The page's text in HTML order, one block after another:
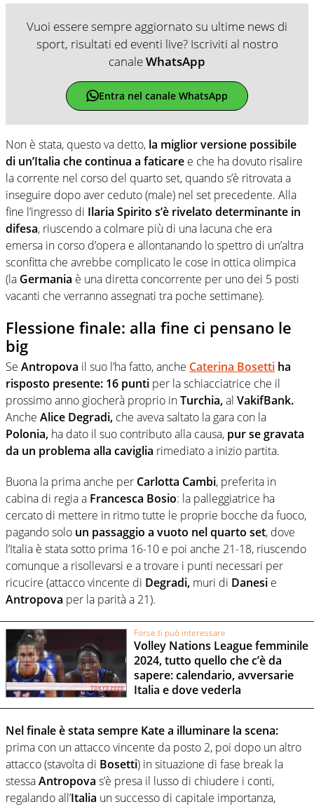
Vuoi essere sempre aggiornato su ultime news di
sport, risultati ed eventi live? Iscriviti al nostro
canaleWhatsApp
Entra nel canale WhatsApp
Non è stata, questo va detto, la miglior versione possibile
di un’Italia che continua a faticare e che ha dovuto risalire
la corrente nel corso del quarto set, quando s’è ritrovata a
inseguire dopo aver ceduto (male) nel set precedente. Alla
fine l’ingresso di Ilaria Spirito s’è rivelato determinante in
difesa, riuscendo a colmare più di una lacuna che era
emersa in corso d’opera e allontanando lo spettro di un’altra
sconfitta che avrebbe complicato le cose in ottica olimpica
(la Germania è una diretta concorrente per uno dei 5 posti
vacanti che verranno assegnati tra poche settimane).
Flessione finale: alla fine ci pensano le
big
Se Antropova il suo l’ha fatto, anche Caterina Bosetti ha
risposto presente: 16 punti per la schiacciatrice che il
prossimo anno giocherà proprio inTurchia,al VakifBank.
Anche Alice Degradi, che aveva saltato la gara con la
Polonia, ha dato il suo contributo alla causa, pur se gravata
da un problema alla caviglia rimediato a inizio partita.
Buona la prima anche per Carlotta Cambi, preferita in
cabina di regia a Francesca Bosio: la palleggiatrice ha
cercato di mettere in ritmo tutte le proprie bocche da fuoco,
pagando solo un passaggio a vuoto nel quarto set, dove
l’Italia è stata sotto prima 16-10 e poi anche 21-18, riuscendo
comunque a risollevarsi e a trovare i punti necessari per
ricucire (attacco vincente di Degradi, muri di Danesi e
Antropova per la parità a 21).
Forse ti può interessare
Volley Nations League femminile
2024, tutto quello che c’è da
sapere: calendario, avversarie
Italia e dove vederla
Nel finale è stata sempre Kate a illuminare la scena:
prima con un attacco vincente da posto 2, poi dopo un altro
attacco (stavolta di Bosetti) in situazione di fase break la
stessaAntropova s’è presa il lusso di chiudere i conti,
regalando all’Italia un successo di capitale importanza,